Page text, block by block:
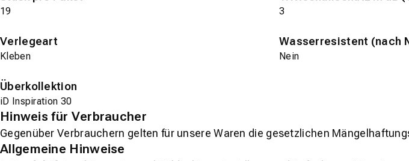
19 3
Verlegeart
Kleben
Wasserresistent (nach
Nein
Überkollektion
iD Inspiration 30
Hinweis für Verbraucher
Gegenüber Verbrauchern gelten für unsere Waren die gesetzlichen
Allgemeine Hinweise